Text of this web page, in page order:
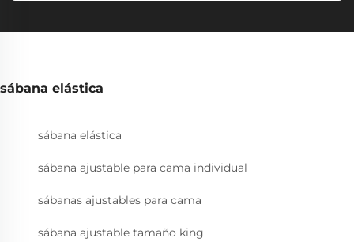
sábana elástica
sábana elástica
sábana ajustable para cama individual
sábanas ajustables para cama
sábana ajustable tamaño king